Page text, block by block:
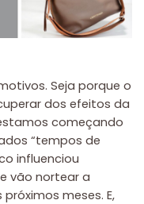
Seja porque o
dos efeitos da
começando
“tempos de
influenciou
vão nortear a
meses. E,